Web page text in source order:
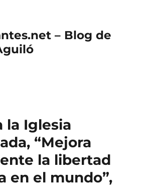
– Blog de
la Iglesia
“Mejora
la libertad
en el mundo”,